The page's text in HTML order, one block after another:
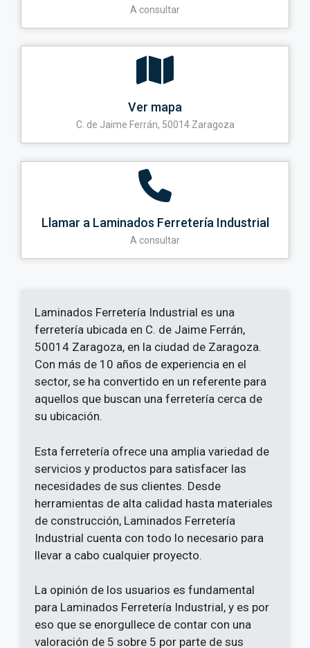
A consultar
Ver mapa
C. de Jaime Ferrán, 50014 Zaragoza
Llamar a Laminados Ferretería Industrial
A consultar
Laminados Ferretería Industrial es una
ferretería ubicada en C. de Jaime Ferrán,
50014 Zaragoza, en la ciudad de Zaragoza.
Con más de 10 años de experiencia en el
sector, se ha convertido en un referente para
aquellos que buscan una ferretería cerca de
su ubicación.
Esta ferretería ofrece una amplia variedad de
servicios y productos para satisfacer las
necesidades de sus clientes. Desde
herramientas de alta calidad hasta materiales
de construcción, Laminados Ferretería
Industrial cuenta con todo lo necesario para
llevar a cabo cualquier proyecto.
La opinión de los usuarios es fundamental
para Laminados Ferretería Industrial, y es por
eso que se enorgullece de contar con una
valoración de 5 sobre 5 por parte de sus